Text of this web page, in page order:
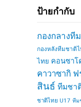
ป้ายกำกับ
กองกลางที
กองหลังทีมชาติ
ไทย คอนซาโ
คาวาซากิ ฟ
สินธ์ ทีมชา
ชาติไทย U17 ทีม